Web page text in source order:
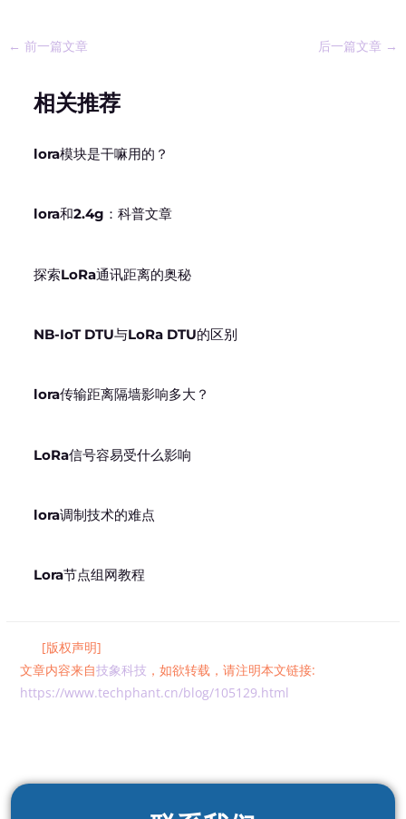
← 前一篇文章 后一篇文章 →
相关推荐
lora模块是干嘛用的？
lora和2.4g：科普文章
探索LoRa通讯距离的奥秘
NB-IoT DTU与LoRa DTU的区别
lora传输距离隔墙影响多大？
LoRa信号容易受什么影响
lora调制技术的难点
Lora节点组网教程
[版权声明]
文章内容来自技象科技 ，如欲转载，请注明本文链接:
https://www.techphant.cn/blog/105129.html